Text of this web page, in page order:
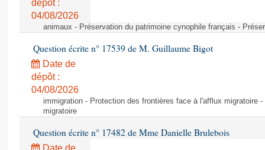
dépôt :
04/08/2026
animaux - Préservation du patrimoine cynophile français -
Question écrite n° 17539 de M. Guillaume Bigot
Date de
dépôt :
04/08/2026
immigration - Protection des frontières face à l'afflux migratoire
migratoire
Question écrite n° 17482 de Mme Danielle Brulebois
Date de